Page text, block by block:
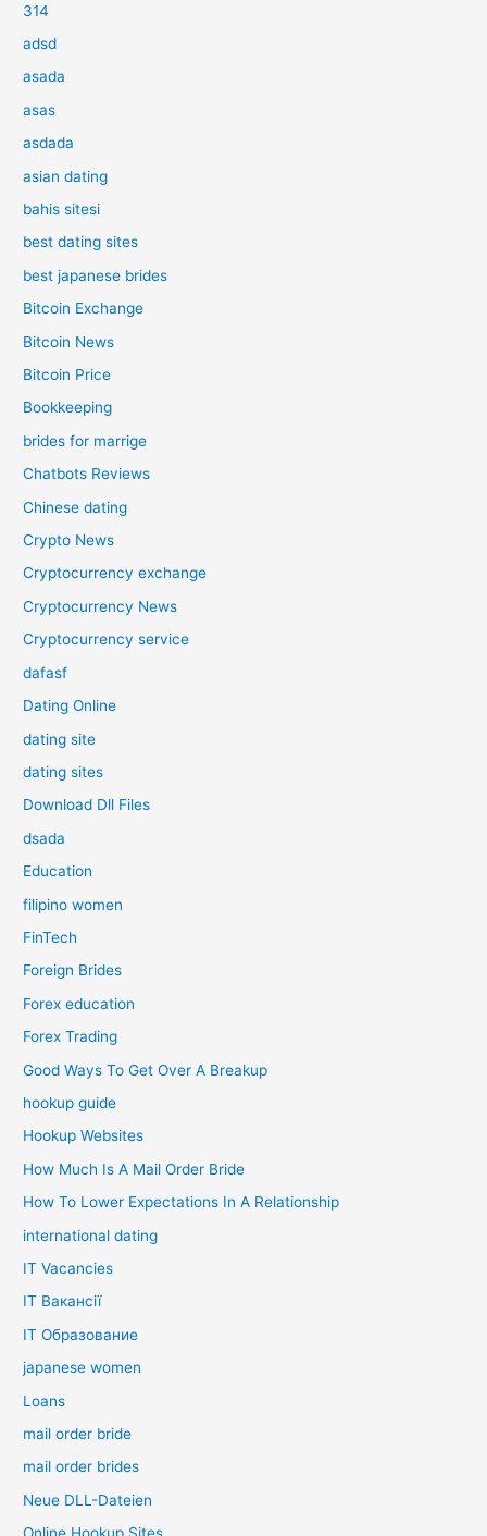
314
adsd
asada
asas
asdada
asian dating
bahis sitesi
best dating sites
best japanese brides
Bitcoin Exchange
Bitcoin News
Bitcoin Price
Bookkeeping
brides for marrige
Chatbots Reviews
Chinese dating
Crypto News
Cryptocurrency exchange
Cryptocurrency News
Cryptocurrency service
dafasf
Dating Online
dating site
dating sites
Download Dll Files
dsada
Education
filipino women
FinTech
Foreign Brides
Forex education
Forex Trading
Good Ways To Get Over A Breakup
hookup guide
Hookup Websites
How Much Is A Mail Order Bride
How To Lower Expectations In A Relationship
international dating
IT Vacancies
IT Вакансії
IT Образование
japanese women
Loans
mail order bride
mail order brides
Neue DLL-Dateien